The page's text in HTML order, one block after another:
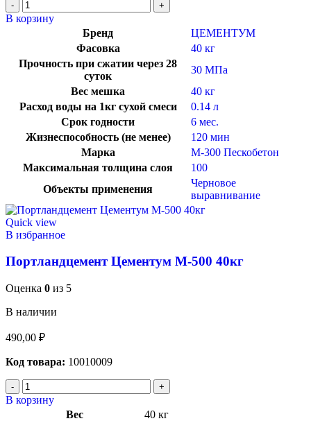
В корзину
Бренд
ЦЕМЕНТУМ
Фасовка
40 кг
Прочность при сжатии через 28
суток
30 МПа
Вес мешка
40 кг
Расход воды на 1кг сухой смеси
0.14 л
Срок годности
6 мес.
Жизнеспособность (не менее)
120 мин
Марка
М-300 Пескобетон
Максимальная толщина слоя
100
Объекты применения
Черновое
выравнивание
Quick view
В избранное
Портландцемент Цементум М-500 40кг
Оценка 0 из 5
В наличии
490,00 ₽
Код товара: 10010009
В корзину
Вес
40 кг